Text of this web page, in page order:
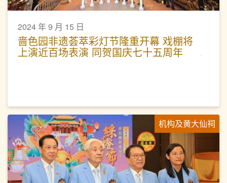
2024 年 9 月 15 日
啬色园非遗荟萃彩灯节隆重开幕 戏棚将
上演近百场表演 同贺国庆七十五周年
机构及黄大仙祠